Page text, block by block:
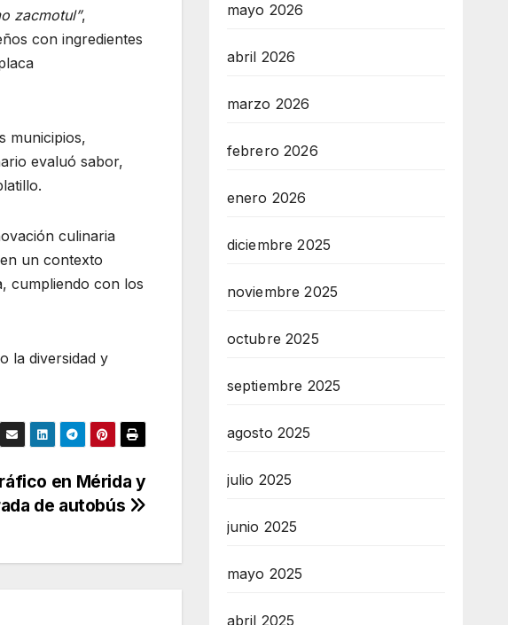
zacmotul”,
con ingredientes
municipios,
evaluó sabor,
culinaria
un contexto
cumpliendo con los
la diversidad y
en Mérida y
de autobús
mayo 2026
abril 2026
marzo 2026
febrero 2026
enero 2026
diciembre 2025
noviembre 2025
octubre 2025
septiembre 2025
agosto 2025
julio 2025
junio 2025
mayo 2025
abril 2025